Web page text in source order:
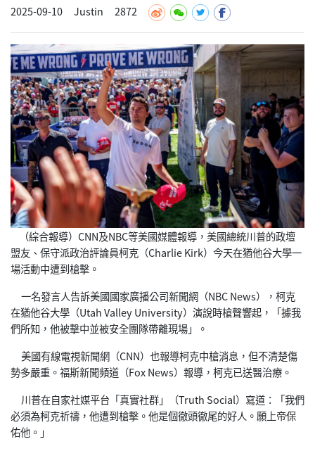
2025-09-10 Justin 2872
（綜合報導）CNN及NBC等美國媒體報導，美國總統川普的政壇
盟友、保守派政治評論員柯克（Charlie Kirk）今天在猶他谷大學一
場活動中遭到槍擊。
一名發言人告訴美國國家廣播公司新聞網（NBC News），柯克
在猶他谷大學（Utah Valley University）演說時槍聲響起，「據我
們所知，他被擊中並被安全團隊帶離現場」。
美國有線電視新聞網（CNN）也報導柯克中槍消息，但不清楚傷
勢多嚴重。福斯新聞頻道（Fox News）報導，柯克已送醫治療。
川普在自家社媒平台「真實社群」（Truth Social）寫道：「我們
必須為柯克祈禱，他遭到槍擊。他是個徹頭徹尾的好人。願上帝保
佑他。」